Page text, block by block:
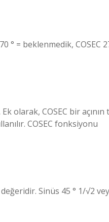
° = beklenmedik, COSEC
olarak, COSEC bir açının
COSEC fonksiyonu
Sinüs 45 ° 1/√2